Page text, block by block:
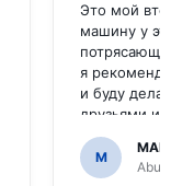
Это мой
машину у
я
и буду
друзьями и
сделали
M
Abu